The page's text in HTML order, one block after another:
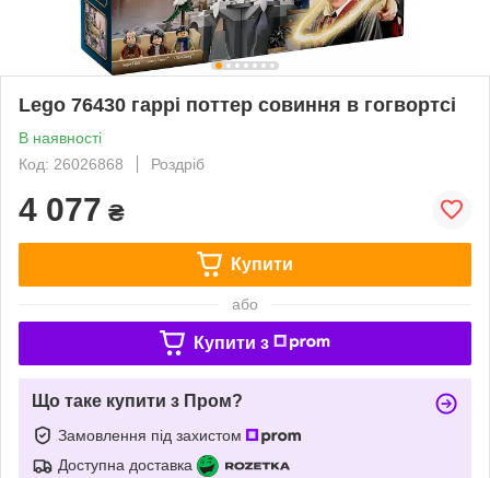
Lego 76430 гаррі поттер совиння в гогвортсі
В наявності
Код: 26026868
Роздріб
4 077 ₴
Купити
або
Купити з
Що таке купити з Пром?
Замовлення під захистом
Доступна доставка